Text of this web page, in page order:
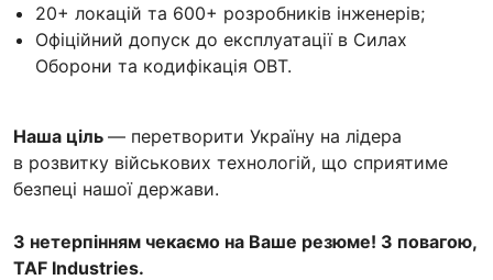
20+ локацій та 600+ розробників інженерів;
Офіційний допуск до експлуатації в Силах
Оборони та кодифікація ОВТ.
Наша ціль — перетворити Україну на лідера
в розвитку військових технологій, що сприятиме
безпеці нашої держави.
З нетерпінням чекаємо на Ваше резюме! З повагою,
TAF Industries.